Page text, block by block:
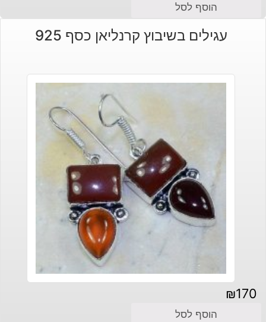
הוסף לסל
עגילים בשיבוץ קרנליאן כסף 925
₪170
הוסף לסל